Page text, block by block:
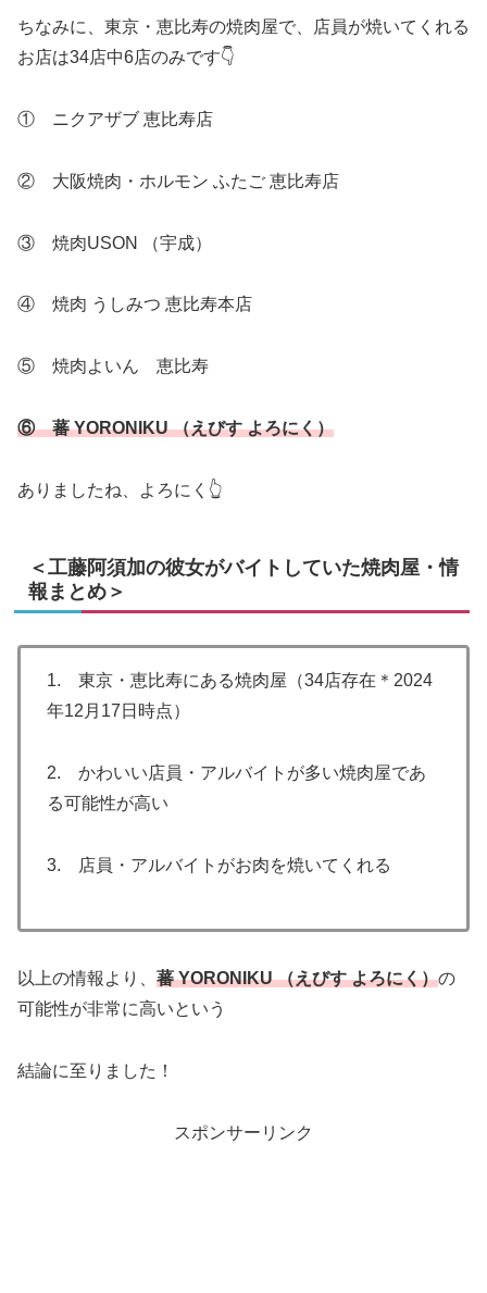
ちなみに、東京・恵比寿の焼肉屋で、店員が焼いてくれる
お店は34店中6店のみです👇
① ニクアザブ 恵比寿店
② 大阪焼肉・ホルモン ふたご 恵比寿店
③ 焼肉USON （宇成）
④ 焼肉 うしみつ 恵比寿本店
⑤ 焼肉よいん 恵比寿
⑥ 蕃 YORONIKU （えびす よろにく）
ありましたね、よろにく👆
＜工藤阿須加の彼女がバイトしていた焼肉屋・情
報まとめ＞
1. 東京・恵比寿にある焼肉屋（34店存在＊2024
年12月17日時点）
2. かわいい店員・アルバイトが多い焼肉屋であ
る可能性が高い
3. 店員・アルバイトがお肉を焼いてくれる
以上の情報より、 蕃 YORONIKU （えびす よろにく）の
可能性が非常に高いという
結論に至りました！
スポンサーリンク